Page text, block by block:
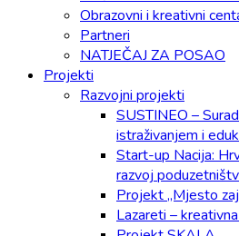
Obrazovni i kreativni
Partneri
NATJEČAJ ZA POSAO
Projekti
Razvojni projekti
SUSTINEO –
istraživanjem i
Start-up Nacija:
razvoj
Projekt „Mjesto
Lazareti –